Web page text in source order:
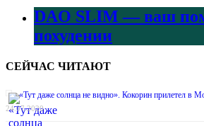
DAO SLIM — ваш
похудении
СЕЙЧАС ЧИТАЮТ
«Тут даже солнца не видно». Кокорин прилетел в
24.07.2020